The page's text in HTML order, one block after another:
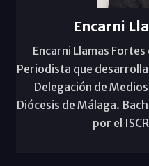
Encarni
Encarni Llamas
Periodista que
Delegación de
Diócesis de Málaga.
por el